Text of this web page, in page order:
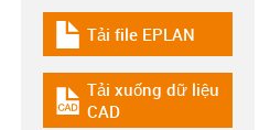
igus-icon-download-plan
Tải file EPLAN
igus-icon-cad-dateien
Tải xuống dữ liệu
CAD